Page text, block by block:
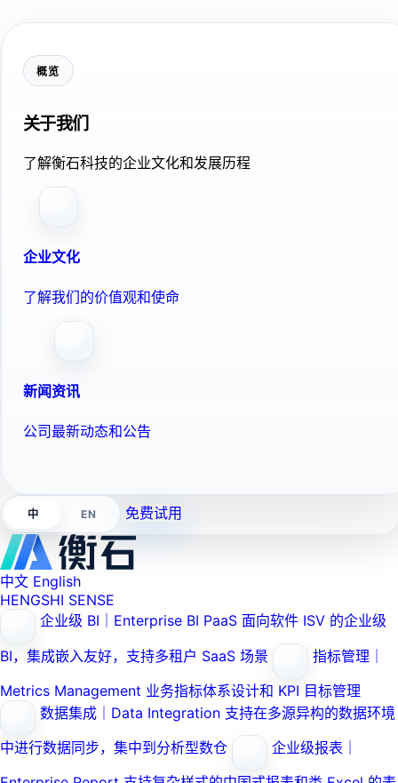
概览
关于我们
了解衡石科技的企业文化和发展历程
企业文化
了解我们的价值观和使命
新闻资讯
公司最新动态和公告
中 EN 免费试用
中文 English
HENGSHI SENSE
企业级 BI｜Enterprise BI PaaS 面向软件 ISV 的企业级
BI，集成嵌入友好，支持多租户 SaaS 场景
指标管理｜
Metrics Management 业务指标体系设计和 KPI 目标管理
数据集成｜Data Integration 支持在多源异构的数据环境
中进行数据同步，集中到分析型数仓
企业级报表｜